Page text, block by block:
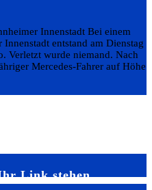
Innenstadt Bei einem
entstand am Dienstag
Verletzt wurde niemand. Nach
Mercedes-Fahrer auf Höhe
Link stehen